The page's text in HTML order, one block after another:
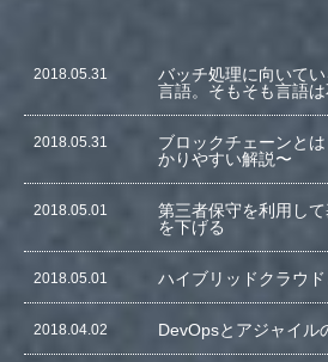
2018.05.31
バッチ処理に向いて
言語。そもそも言語は
2018.05.31
ブロックチェーンと
かりやすい解説〜
2018.05.01
第三者保守を利用し
を下げる
2018.05.01 ハイブリッドクラウ
2018.04.02 DevOpsとアジャイル